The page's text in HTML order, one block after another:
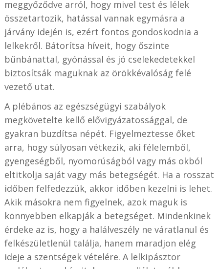
meggyőződve arról, hogy mivel test és lélek
összetartozik, hatással vannak egymásra a
járvány idején is, ezért fontos gondoskodnia a
lelkekről. Bátorítsa híveit, hogy őszinte
bűnbánattal, gyónással és jó cselekedetekkel
biztosítsák maguknak az örökkévalóság felé
vezető utat.
A plébános az egészségügyi szabályok
megkövetelte kellő elővigyázatossággal, de
gyakran buzdítsa népét. Figyelmeztesse őket
arra, hogy súlyosan vétkezik, aki félelemből,
gyengeségből, nyomorúságból vagy más okból
eltitkolja saját vagy más betegségét. Ha a rosszat
időben felfedezzük, akkor időben kezelni is lehet.
Akik másokra nem figyelnek, azok maguk is
könnyebben elkapják a betegséget. Mindenkinek
érdeke az is, hogy a halálveszély ne váratlanul és
felkészületlenül találja, hanem maradjon elég
ideje a szentségek vételére. A lelkipásztor